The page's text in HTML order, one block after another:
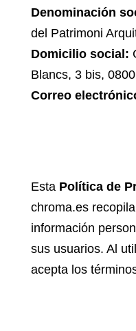
Denominación
del Patrimoni
Domicilio social:
Blancs, 3 bis,
Correo
Esta Política de
chroma.es
información
sus usuarios. Al
acepta los